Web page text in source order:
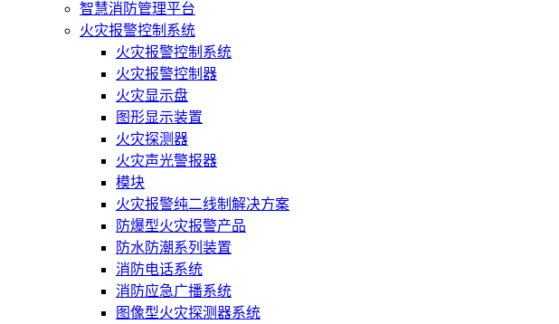
智慧消防管理平台
火灾报警控制系统
火灾报警控制系统
火灾报警控制器
火灾显示盘
图形显示装置
火灾探测器
火灾声光警报器
模块
火灾报警纯二线制解决方案
防爆型火灾报警产品
防水防潮系列装置
消防电话系统
消防应急广播系统
图像型火灾探测器系统